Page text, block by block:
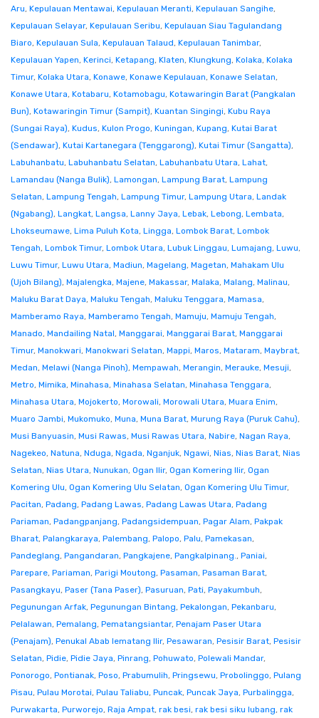
Aru, Kepulauan Mentawai, Kepulauan Meranti, Kepulauan Sangihe,
Kepulauan Selayar, Kepulauan Seribu, Kepulauan Siau Tagulandang
Biaro, Kepulauan Sula, Kepulauan Talaud, Kepulauan Tanimbar,
Kepulauan Yapen, Kerinci, Ketapang, Klaten, Klungkung, Kolaka, Kolaka
Timur, Kolaka Utara, Konawe, Konawe Kepulauan, Konawe Selatan,
Konawe Utara, Kotabaru, Kotamobagu, Kotawaringin Barat (Pangkalan
Bun), Kotawaringin Timur (Sampit), Kuantan Singingi, Kubu Raya
(Sungai Raya), Kudus, Kulon Progo, Kuningan, Kupang, Kutai Barat
(Sendawar), Kutai Kartanegara (Tenggarong), Kutai Timur (Sangatta),
Labuhanbatu, Labuhanbatu Selatan, Labuhanbatu Utara, Lahat,
Lamandau (Nanga Bulik), Lamongan, Lampung Barat, Lampung
Selatan, Lampung Tengah, Lampung Timur, Lampung Utara, Landak
(Ngabang), Langkat, Langsa, Lanny Jaya, Lebak, Lebong, Lembata,
Lhokseumawe, Lima Puluh Kota, Lingga, Lombok Barat, Lombok
Tengah, Lombok Timur, Lombok Utara, Lubuk Linggau, Lumajang, Luwu,
Luwu Timur, Luwu Utara, Madiun, Magelang, Magetan, Mahakam Ulu
(Ujoh Bilang), Majalengka, Majene, Makassar, Malaka, Malang, Malinau,
Maluku Barat Daya, Maluku Tengah, Maluku Tenggara, Mamasa,
Mamberamo Raya, Mamberamo Tengah, Mamuju, Mamuju Tengah,
Manado, Mandailing Natal, Manggarai, Manggarai Barat, Manggarai
Timur, Manokwari, Manokwari Selatan, Mappi, Maros, Mataram, Maybrat,
Medan, Melawi (Nanga Pinoh), Mempawah, Merangin, Merauke, Mesuji,
Metro, Mimika, Minahasa, Minahasa Selatan, Minahasa Tenggara,
Minahasa Utara, Mojokerto, Morowali, Morowali Utara, Muara Enim,
Muaro Jambi, Mukomuko, Muna, Muna Barat, Murung Raya (Puruk Cahu),
Musi Banyuasin, Musi Rawas, Musi Rawas Utara, Nabire, Nagan Raya,
Nagekeo, Natuna, Nduga, Ngada, Nganjuk, Ngawi, Nias, Nias Barat, Nias
Selatan, Nias Utara, Nunukan, Ogan Ilir, Ogan Komering Ilir, Ogan
Komering Ulu, Ogan Komering Ulu Selatan, Ogan Komering Ulu Timur,
Pacitan, Padang, Padang Lawas, Padang Lawas Utara, Padang
Pariaman, Padangpanjang, Padangsidempuan, Pagar Alam, Pakpak
Bharat, Palangkaraya, Palembang, Palopo, Palu, Pamekasan,
Pandeglang, Pangandaran, Pangkajene, Pangkalpinang., Paniai,
Parepare, Pariaman, Parigi Moutong, Pasaman, Pasaman Barat,
Pasangkayu, Paser (Tana Paser), Pasuruan, Pati, Payakumbuh,
Pegunungan Arfak, Pegunungan Bintang, Pekalongan, Pekanbaru,
Pelalawan, Pemalang, Pematangsiantar, Penajam Paser Utara
(Penajam), Penukal Abab lematang Ilir, Pesawaran, Pesisir Barat, Pesisir
Selatan, Pidie, Pidie Jaya, Pinrang, Pohuwato, Polewali Mandar,
Ponorogo, Pontianak, Poso, Prabumulih, Pringsewu, Probolinggo, Pulang
Pisau, Pulau Morotai, Pulau Taliabu, Puncak, Puncak Jaya, Purbalingga,
Purwakarta, Purworejo, Raja Ampat, rak besi, rak besi siku lubang, rak